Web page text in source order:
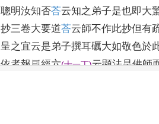
聰明汝知否荅云知之弟子是也即大
抄三卷大要道荅云師不作此抄但有
呈之宜云是弟子撰耳礪大如敬色於
依者報㤙經六(十一丁)云顕法是佛師